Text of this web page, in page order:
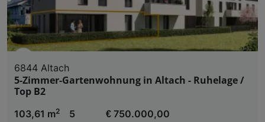
6844 Altach
5-Zimmer-Gartenwohnung in Altach - Ruhelage /
Top B2
103,61 m2
5 € 750.000,00